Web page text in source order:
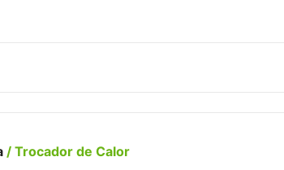
/ Trocador de Calor